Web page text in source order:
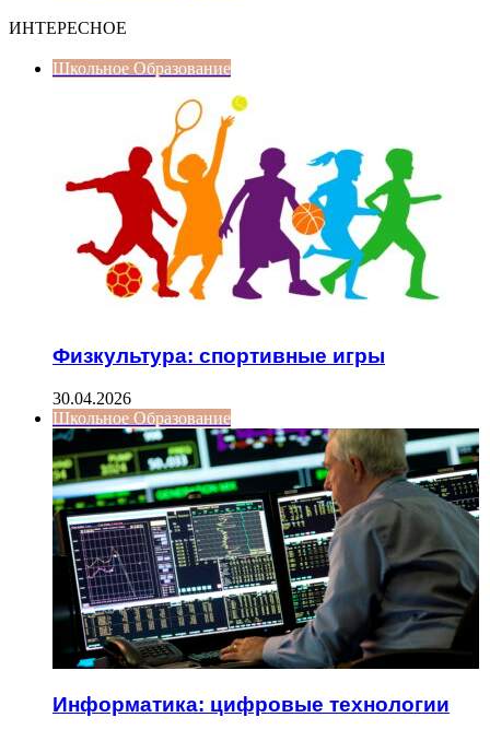
ИНТЕРЕСНОЕ
Школьное Образование
Физкультура: спортивные игры
30.04.2026
Школьное Образование
Информатика: цифровые технологии